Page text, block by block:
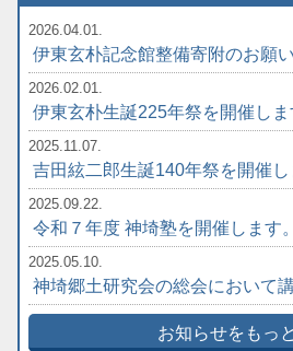
2026.04.01.
伊東玄朴記念館整備寄附のお願い
2026.02.01.
伊東玄朴生誕225年祭を開催しま
2025.11.07.
吉田絃二郎生誕140年祭を開催し
2025.09.22.
令和７年度 神埼塾を開催します。
2025.05.10.
神埼郷土研究会の総会において
お知らせをもっ